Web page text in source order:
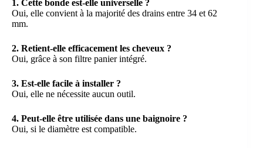
1. Cette bonde est-elle universelle ?
Oui, elle convient à la majorité des drains entre 34 et 62
mm.
2. Retient-elle efficacement les cheveux ?
Oui, grâce à son filtre panier intégré.
3. Est-elle facile à installer ?
Oui, elle ne nécessite aucun outil.
4. Peut-elle être utilisée dans une baignoire ?
Oui, si le diamètre est compatible.